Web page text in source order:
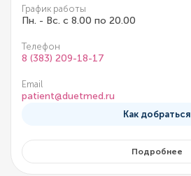
График работы
Пн. - Вс. с 8.00 по 20.00
Телефон
8 (383) 209-18-17
Email
patient@duetmed.ru
Как добраться
Подробнее